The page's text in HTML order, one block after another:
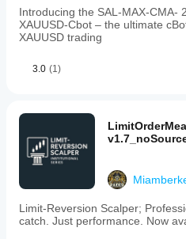
Introducing the SAL-MAX-CMA-
XAUUSD-Cbot – the ultimate
XAUUSD trading
3.0 (1)
Limit-Reversion Scalper;
catch. Just performance. Now